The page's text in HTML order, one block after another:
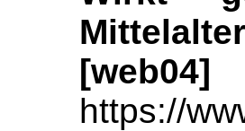
[web04]
https://